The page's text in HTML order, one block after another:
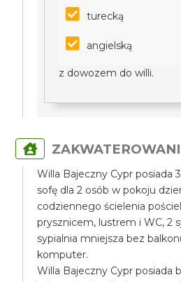
turecką
angielską
z dowozem do willi.
Willa Bajeczny Cypr posiada
sofę dla 2 osób w pokoju
codziennego ścielenia
prysznicem, lustrem i WC, 2
sypialnia mniejsza bez
komputer.
Willa Bajeczny Cypr posiada